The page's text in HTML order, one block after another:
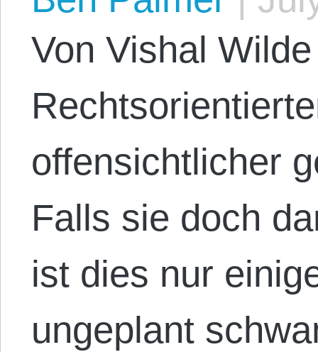
Von Vishal
offensichtlicher
Falls sie doch
ist dies nur
ungeplant